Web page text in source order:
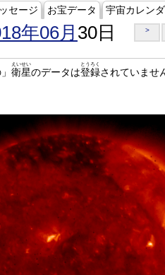
セージ お宝データ 宇宙カレン
年06月 30日 >
衛星
えいせい
のデータは登録
とうろく
されていませ